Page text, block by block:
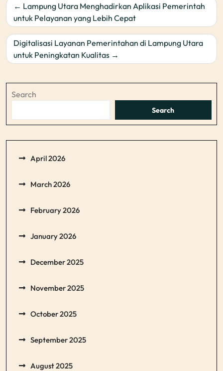
Post
navigation
Lampung Utara Menghadirkan Aplikasi Pemerintah
untuk Pelayanan yang Lebih Cepat
Digitalisasi Layanan Pemerintahan di Lampung Utara
untuk Peningkatan Kualitas
Search
Search
April 2026
March 2026
February 2026
January 2026
December 2025
November 2025
October 2025
September 2025
August 2025